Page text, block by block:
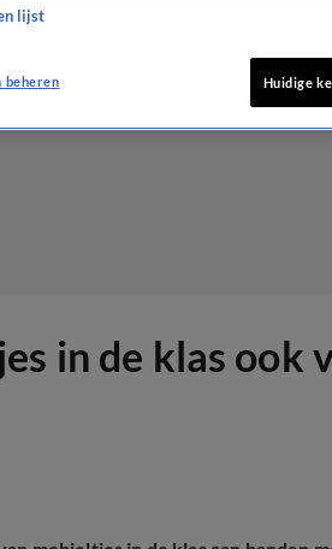
in de klas ook
lijst
beheren Huidige